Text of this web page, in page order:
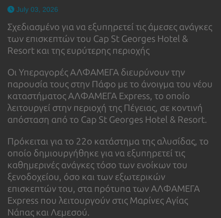
July 03, 2026
Σχεδιασμένο για να εξυπηρετεί τις άμεσες ανάγκες
των επισκεπτών του Cap St Georges Hotel &
Resort και της ευρύτερης περιοχής
Οι Υπεραγορές ΑΛΦΑΜΕΓΑ διευρύνουν την
παρουσία τους στην Πάφο με το άνοιγμα του νέου
καταστήματος ΑΛΦΑΜΕΓΑ Express, το οποίο
λειτουργεί στην περιοχή της Πέγειας, σε κοντινή
απόσταση από το Cap St Georges Hotel & Resort.
Πρόκειται για το 22ο κατάστημα της αλυσίδας, το
οποίο δημιουργήθηκε για να εξυπηρετεί τις
καθημερινές ανάγκες τόσο των ενοίκων του
ξενοδοχείου, όσο και των εξωτερικών
επισκεπτών του, στα πρότυπα των ΑΛΦΑΜΕΓΑ
Express που λειτουργούν στις Μαρίνες Αγίας
Νάπας και Λεμεσού.